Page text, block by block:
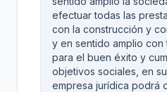
efectuar todas las
con la construcción y
y en sentido amplio
para el buen éxito y
objetivos sociales, en
empresa jurídica podrá